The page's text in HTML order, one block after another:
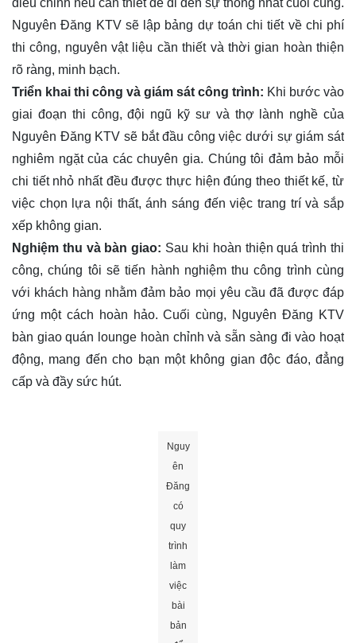
điều chỉnh nếu cần thiết để đi đến sự thống nhất cuối cùng.
Nguyên Đăng KTV sẽ lập bảng dự toán chi tiết về chi phí
thi công, nguyên vật liệu cần thiết và thời gian hoàn thiện
rõ ràng, minh bạch.
Triển khai thi công và giám sát công trình: Khi bước vào
giai đoạn thi công, đội ngũ kỹ sư và thợ lành nghề của
Nguyên Đăng KTV sẽ bắt đầu công việc dưới sự giám sát
nghiêm ngặt của các chuyên gia. Chúng tôi đảm bảo mỗi
chi tiết nhỏ nhất đều được thực hiện đúng theo thiết kế, từ
việc chọn lựa nội thất, ánh sáng đến việc trang trí và sắp
xếp không gian.
Nghiệm thu và bàn giao: Sau khi hoàn thiện quá trình thi
công, chúng tôi sẽ tiến hành nghiệm thu công trình cùng
với khách hàng nhằm đảm bảo mọi yêu cầu đã được đáp
ứng một cách hoàn hảo. Cuối cùng, Nguyên Đăng KTV
bàn giao quán lounge hoàn chỉnh và sẵn sàng đi vào hoạt
động, mang đến cho bạn một không gian độc đáo, đẳng
cấp và đầy sức hút.
Nguy
ên
Đăng
có
quy
trình
làm
việc
bài
bản